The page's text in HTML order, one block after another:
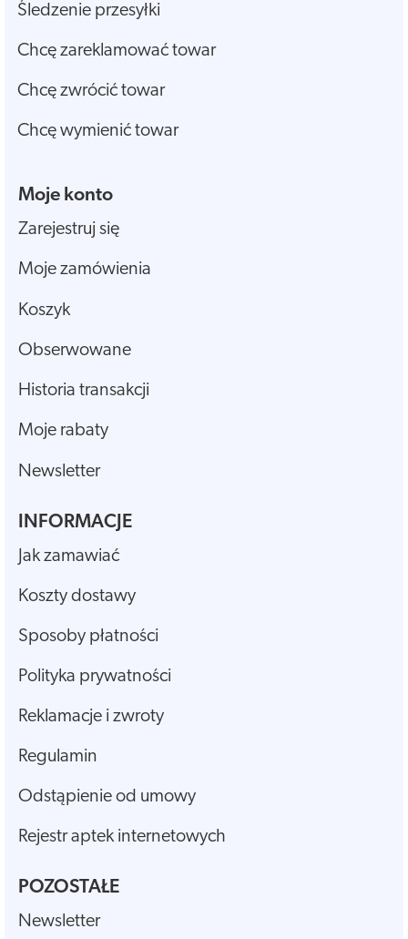
Śledzenie przesyłki
Chcę zareklamować towar
Chcę zwrócić towar
Chcę wymienić towar
Moje konto
Zarejestruj się
Moje zamówienia
Koszyk
Obserwowane
Historia transakcji
Moje rabaty
Newsletter
INFORMACJE
Jak zamawiać
Koszty dostawy
Sposoby płatności
Polityka prywatności
Reklamacje i zwroty
Regulamin
Odstąpienie od umowy
Rejestr aptek internetowych
POZOSTAŁE
Newsletter